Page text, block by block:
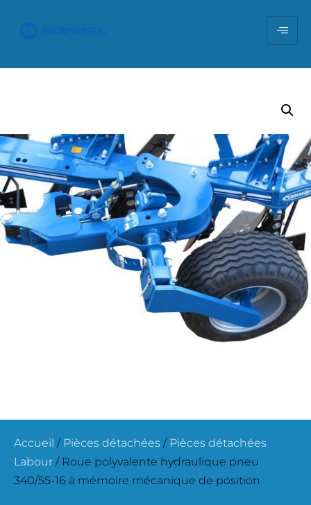
Accueil / Pièces détachées / Pièces détachées
Labour / Roue polyvalente hydraulique pneu
340/55-16 à mémoire mécanique de position